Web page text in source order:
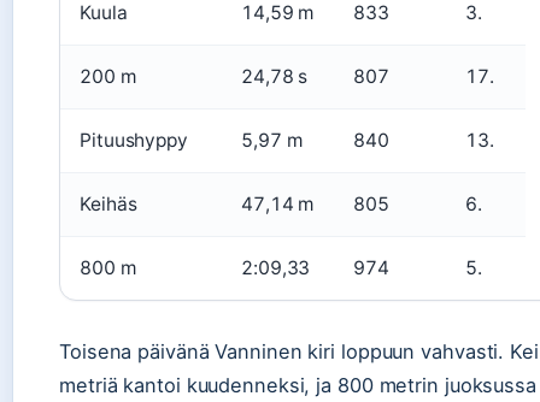
Kuula 14,59 m 833 3.
200 m 24,78 s 807 17.
Pituushyppy 5,97 m 840 13.
Keihäs 47,14 m 805 6.
800 m 2:09,33 974 5.
Toisena päivänä Vanninen kiri loppuun vahvasti.
metriä kantoi kuudenneksi, ja 800 metrin